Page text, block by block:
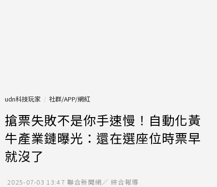
udn科技玩家 社群/APP/網紅
搶票失敗不是你手速慢！自動化黃
牛產業鏈曝光：還在選座位時票早
就沒了
2025-07-03 13:47 聯合新聞網／ 綜合報導